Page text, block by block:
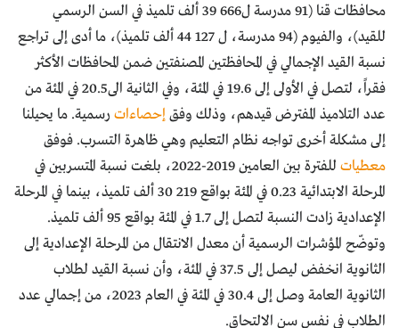
محافظات قنا (91 مدرسة ل666 39 ألف تلميذ في السن الرسمي
للقيد)، والفيوم (94 مدرسة، ل 127 44 ألف تلميذ)، ما أدى إلى تراجع
نسبة القيد الإجمالي في المحافظتين المصنفتين ضمن المحافظات الأكثر
فقراً، لتصل في الأولى إلى 19.6 في المئة، وفي الثانية الى20.5 في المئة من
عدد التلاميذ المفترض قيدهم، وذلك وفقإحصاءات رسمية. ما يحيلنا
إلى مشكلة أخرى تواجه نظام التعليم وهي ظاهرة التسرب. فوفق
معطيات
للفترة بين العامين 2019-2022، بلغت نسبة المتسربين في
المرحلة الابتدائية 0.23 في المئة بواقع 219 30 ألف تلميذ، بينما في المرحلة
الإعدادية زادت النسبة لتصل إلى 1.7 في المئة بواقع 95 ألف تلميذ.
وتوضّح المؤشرات الرسمية أن معدل الانتقال من المرحلة الإعدادية إلى
الثانوية انخفض ليصل إلى 37.5 في المئة، وأن نسبة القيد لطلاب
الثانوية العامة وصل إلى 30.4 في المئة في العام 2023، من إجمالي عدد
الطلاب في نفس سن الالتحاق.